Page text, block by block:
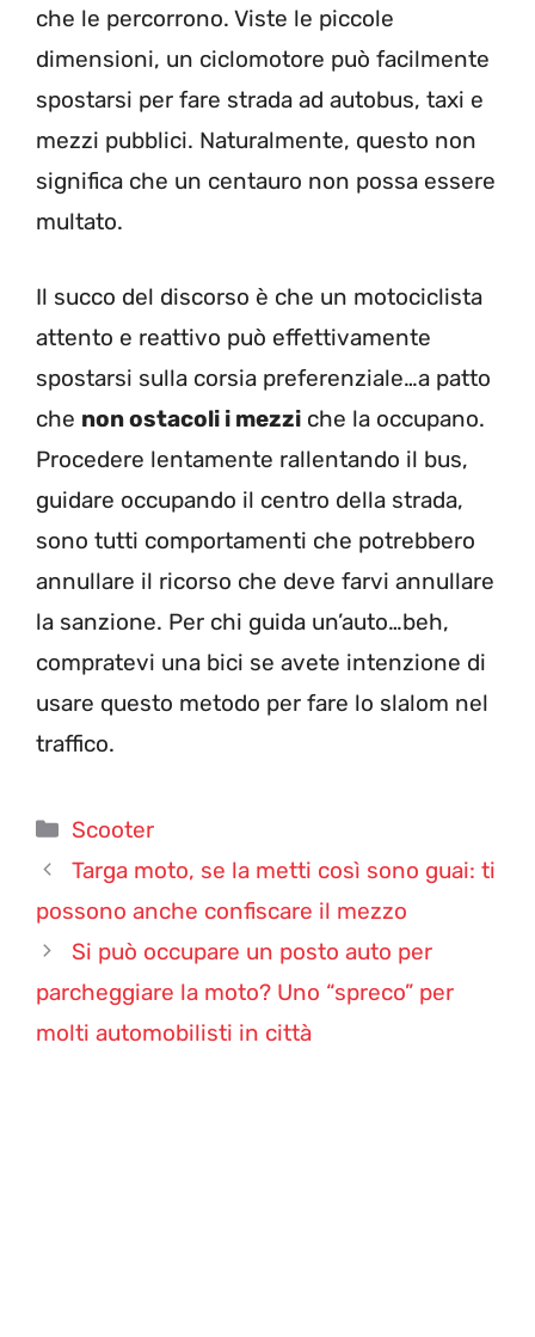
che le percorrono. Viste le piccole
dimensioni, un ciclomotore può facilmente
spostarsi per fare strada ad autobus, taxi e
mezzi pubblici. Naturalmente, questo non
significa che un centauro non possa essere
multato.
Il succo del discorso è che un motociclista
attento e reattivo può effettivamente
spostarsi sulla corsia preferenziale…a patto
che non ostacoli i mezzi che la occupano.
Procedere lentamente rallentando il bus,
guidare occupando il centro della strada,
sono tutti comportamenti che potrebbero
annullare il ricorso che deve farvi annullare
la sanzione. Per chi guida un’auto…beh,
compratevi una bici se avete intenzione di
usare questo metodo per fare lo slalom nel
traffico.
Categorie
Scooter
Targa moto, se la metti così sono guai: ti
possono anche confiscare il mezzo
Si può occupare un posto auto per
parcheggiare la moto? Uno “spreco” per
molti automobilisti in città